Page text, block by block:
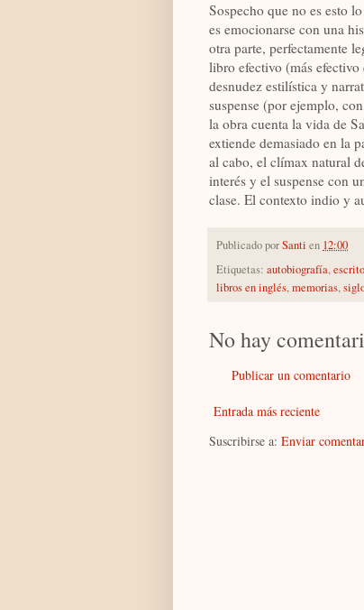
Sospecho que no es esto
es emocionarse con una
otra parte, perfectamente
libro efectivo (más
desnudez estilística y
suspense (por ejemplo,
la obra cuenta la vida de
extiende demasiado en la
al cabo, el clímax natural
interés y el suspense con
clase. El contexto indio y
Publicado porSanti en 12:00
Etiquetas: autobiografía,
libros en inglés,memorias,
No hay
Publicar un comentario
Entrada más reciente
Suscribirse a: Enviar